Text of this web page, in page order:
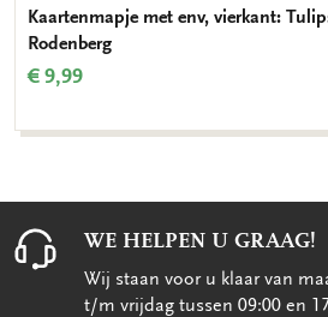
Kaartenmapje met env, vierkant:
Rodenberg
€ 9,99
WE HELPEN U GRAAG!
Wij staan voor u klaar van
t/m vrijdag tussen 09:00 en